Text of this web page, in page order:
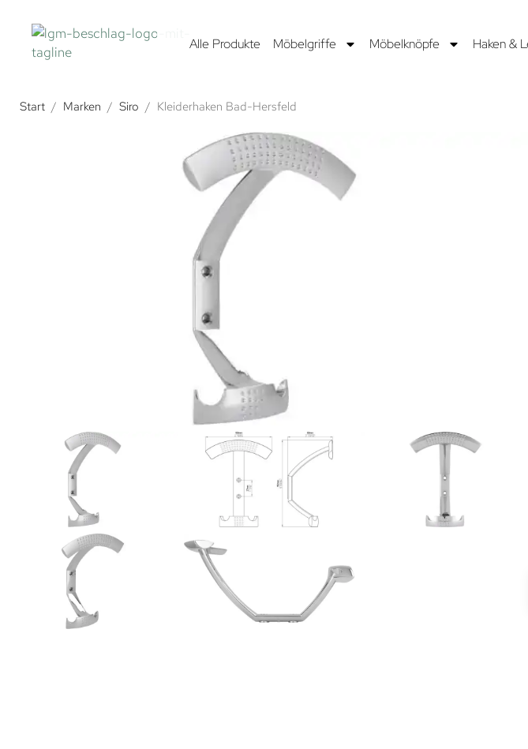
Alle Produkte Möbelgriffe Möbelknöpfe Haken &
Start / Marken / Siro / Kleiderhaken Bad-Hersfeld